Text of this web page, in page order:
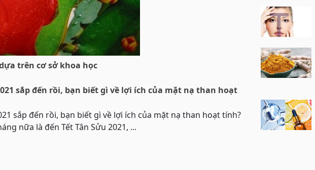
trên cơ sở khoa học
sắp đến rồi, bạn biết gì về lợi ích của mặt nạ than hoạt
sắp đến rồi, bạn biết gì về lợi ích của mặt nạ than hoạt tính?
nữa là đến Tết Tân Sửu 2021, ...